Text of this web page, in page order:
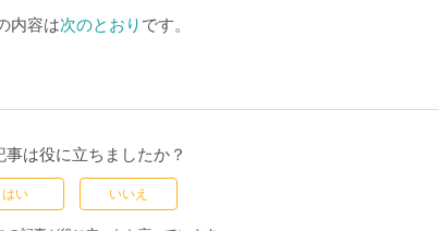
内容は次のとおり です。
事は役に立ちましたか？
はい いいえ